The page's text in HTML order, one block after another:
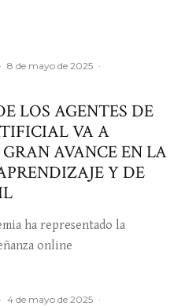
· 8 de mayo de 2025 ·
LOS AGENTES DE
VA A
AVANCE EN LA
Y DE
ha representado la
online
· 4 de mayo de 2025 ·